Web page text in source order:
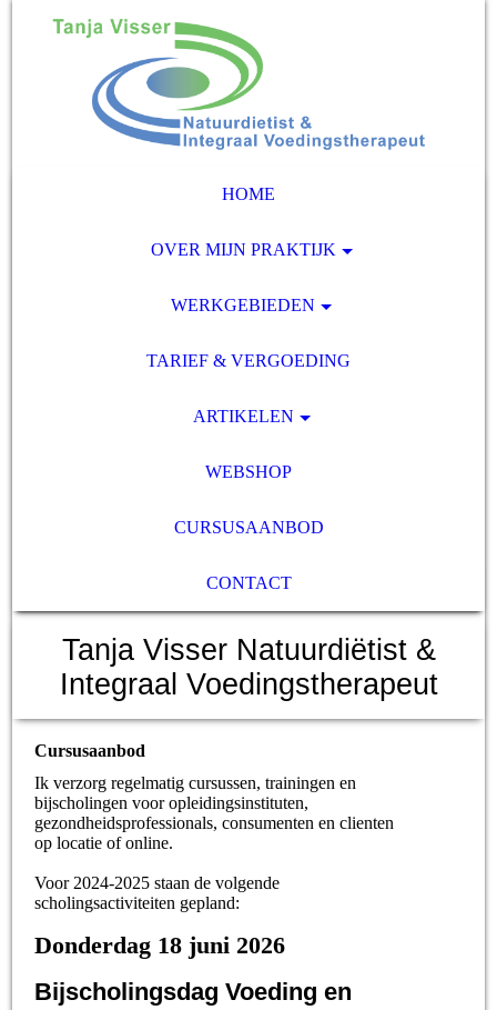
HOME
OVER MIJN PRAKTIJK
WERKGEBIEDEN
TARIEF & VERGOEDING
ARTIKELEN
WEBSHOP
CURSUSAANBOD
CONTACT
Tanja Visser Natuurdiëtist &
Integraal Voedingstherapeut
Cursusaanbod
Ik verzorg regelmatig cursussen, trainingen en
bijscholingen voor opleidingsinstituten,
gezondheidsprofessionals, consumenten en clienten
op locatie of online.
Voor 2024-2025 staan de volgende
scholingsactiviteiten gepland:
Donderdag 18 juni 2026
Bijscholingsdag Voeding en